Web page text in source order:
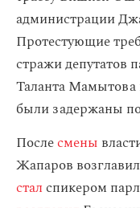
администрации
Протестующие
стражи депутатов
Таланта
были задержаны по
Послесмены
Жапаров
сталспикером